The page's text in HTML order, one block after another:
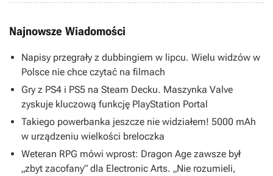
Najnowsze Wiadomości
Napisy przegrały z dubbingiem w lipcu. Wielu widzów w
Polsce nie chce czytać na filmach
Gry z PS4 i PS5 na Steam Decku. Maszynka Valve
zyskuje kluczową funkcję PlayStation Portal
Takiego powerbanka jeszcze nie widziałem! 5000 mAh
w urządzeniu wielkości breloczka
Weteran RPG mówi wprost: Dragon Age zawsze był
„zbyt zacofany” dla Electronic Arts. „Nie rozumieli,